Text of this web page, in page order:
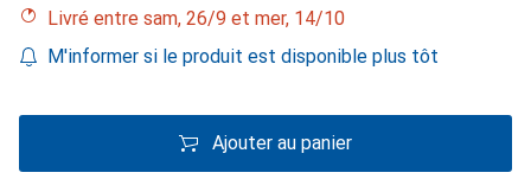
Livré entre sam, 26/9 et mer, 14/10
M'informer si le produit est disponible plus tôt
Ajouter au panier